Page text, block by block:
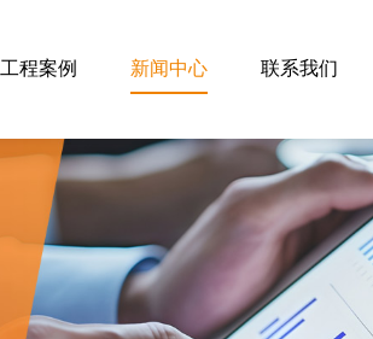
工程案例 新闻中心 联系我们